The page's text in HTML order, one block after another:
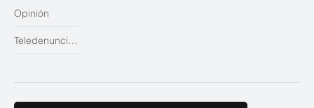
Opinión
Teledenuncias